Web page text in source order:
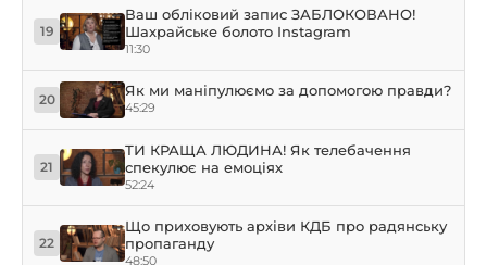
19
Ваш обліковий запис ЗАБЛОКОВАНО!
Шахрайське болото Instagram
11:30
20 Як ми маніпулюємо за допомогою правди?
45:29
21
ТИ КРАЩА ЛЮДИНА! Як телебачення
спекулює на емоціях
52:24
22
Що приховують архіви КДБ про радянську
пропаганду
48:50